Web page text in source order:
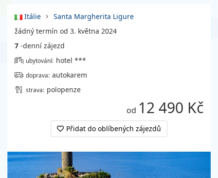
Itálie
Santa Margherita Ligure
žádný termín od 3. května 2024
7 -denní zájezd
ubytování: hotel ***
doprava: autokarem
strava: polopenze
od 12 490 Kč
Přidat do oblíbených zájezdů